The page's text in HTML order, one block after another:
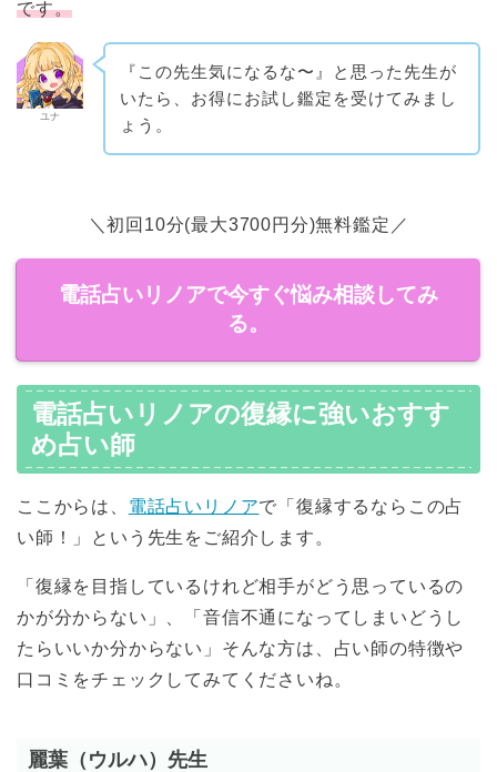
です。
ユナ
『この先生気になるな〜』と思った先生が
いたら、お得にお試し鑑定を受けてみまし
ょう。
＼初回10分(最大3700円分)無料鑑定／
電話占いリノアで今すぐ悩み相談してみ
る。
電話占いリノアの復縁に強いおすす
め占い師
ここからは、 電話占いリノアで「復縁するならこの占
い師！」という先生をご紹介します。
「復縁を目指しているけれど相手がどう思っているの
かが分からない」、「音信不通になってしまいどうし
たらいいか分からない」そんな方は、占い師の特徴や
口コミをチェックしてみてくださいね。
麗葉（ウルハ）先生